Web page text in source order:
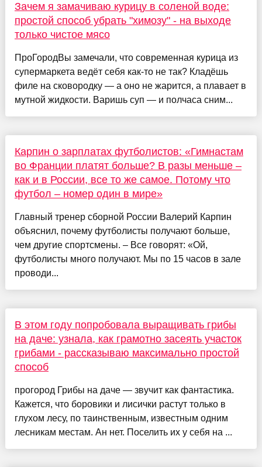
Зачем я замачиваю курицу в соленой воде:
простой способ убрать "химозу" - на выходе
только чистое мясо
ПроГородВы замечали, что современная курица из
супермаркета ведёт себя как-то не так? Кладёшь
филе на сковородку — а оно не жарится, а плавает в
мутной жидкости. Варишь суп — и полчаса сним...
Карпин о зарплатах футболистов: «Гимнастам
во Франции платят больше? В разы меньше –
как и в России, все то же самое. Потому что
футбол – номер один в мире»
Главный тренер сборной России Валерий Карпин
объяснил, почему футболисты получают больше,
чем другие спортсмены. – Все говорят: «Ой,
футболисты много получают. Мы по 15 часов в зале
проводи...
В этом году попробовала выращивать грибы
на даче: узнала, как грамотно засеять участок
грибами - рассказываю максимально простой
способ
прогород Грибы на даче — звучит как фантастика.
Кажется, что боровики и лисички растут только в
глухом лесу, по таинственным, известным одним
лесникам местам. Ан нет. Поселить их у себя на ...